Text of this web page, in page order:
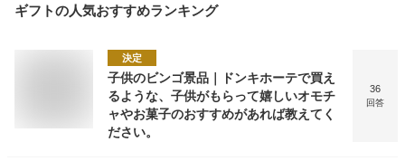
ギフトの人気おすすめランキング
決定
子供のビンゴ景品｜ドンキホーテで買え
るような、子供がもらって嬉しいオモチ
ャやお菓子のおすすめがあれば教えてく
ださい。
36
回答